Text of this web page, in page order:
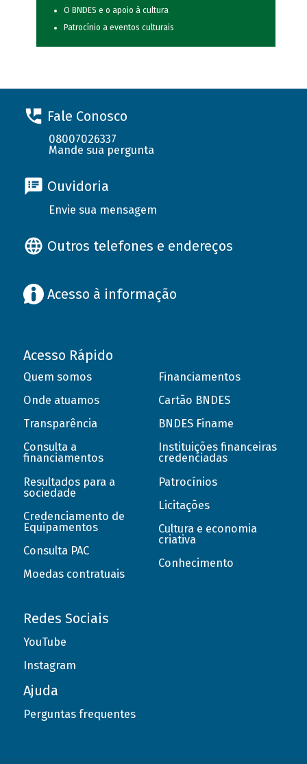
O BNDES e o apoio à cultura
Patrocínio a eventos culturais
Fale Conosco
08007026337
Mande sua pergunta
Ouvidoria
Envie sua mensagem
Outros telefones e endereços
Acesso à informação
Acesso Rápido
Quem somos
Onde atuamos
Transparência
Consulta a
financiamentos
Resultados para a
sociedade
Credenciamento de
Equipamentos
Consulta PAC
Moedas contratuais
Financiamentos
Cartão BNDES
BNDES Finame
Instituições financeiras
credenciadas
Patrocínios
Licitações
Cultura e economia
criativa
Conhecimento
Redes Sociais
YouTube
Instagram
Ajuda
Perguntas frequentes